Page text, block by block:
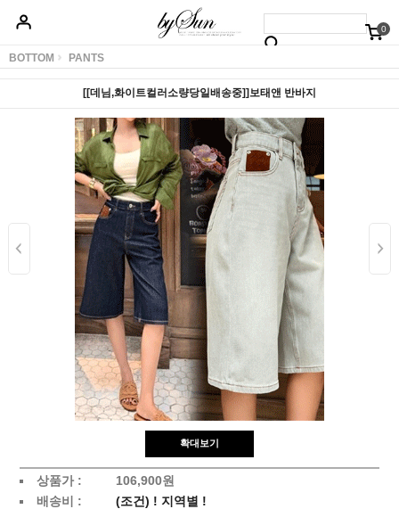
0
베스트50 신상품5%할인
BOTTOM PANTS
[[데님,화이트컬러소량당일배송중]]보태앤 반바지
확대보기
상품가 :
106,900원
배송비 :
(조건) ! 지역별 !